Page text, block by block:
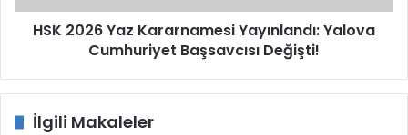
Değişti!
HSK 2026 Yaz Kararnamesi Yayınlandı: Yalova
Cumhuriyet Başsavcısı Değişti!
İlgili Makaleler